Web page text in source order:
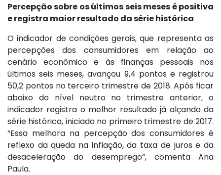
Percepção sobre os últimos seis meses é positiva
e registra maior resultado da série histórica
O indicador de condições gerais, que representa as
percepções dos consumidores em relação ao
cenário econômico e às finanças pessoais nos
últimos seis meses, avançou 9,4 pontos e registrou
50,2 pontos no terceiro trimestre de 2018. Após ficar
abaixo do nível neutro no trimestre anterior, o
indicador registra o melhor resultado já alçando da
série histórica, iniciada no primeiro trimestre de 2017.
“Essa melhora na percepção dos consumidores é
reflexo da queda na inflação, da taxa de juros e da
desaceleração do desemprego”, comenta Ana
Paula.